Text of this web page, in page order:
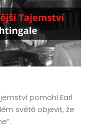
pomohl Earl
světě objevit, že